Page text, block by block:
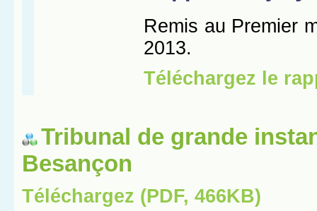
Tribunal de grande
Besançon
Téléchargez (PDF, 466KB)